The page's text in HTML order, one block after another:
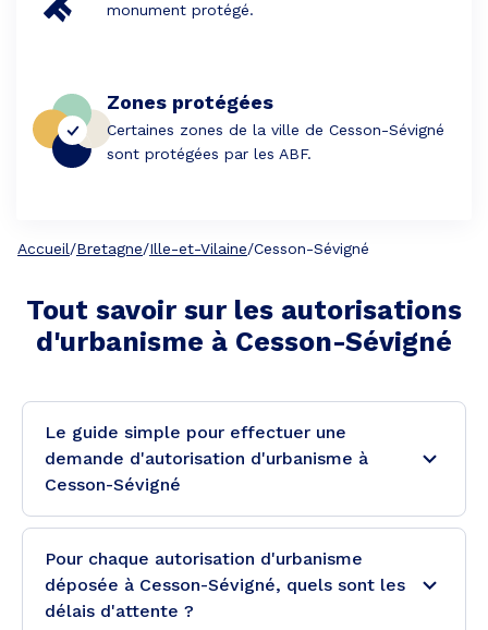
monument protégé.
Zones protégées
Certaines zones de la ville de Cesson-Sévigné
sont protégées par les ABF.
Accueil/Bretagne/Ille-et-Vilaine/Cesson-Sévigné
Tout savoir sur les autorisations
d'urbanisme à Cesson-Sévigné
Le guide simple pour effectuer une
demande d'autorisation d'urbanisme à
Cesson-Sévigné
Pour chaque autorisation d'urbanisme
déposée à Cesson-Sévigné, quels sont les
délais d'attente ?